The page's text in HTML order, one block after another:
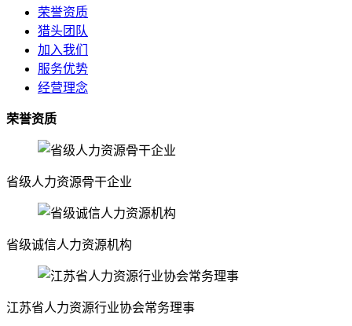
荣誉资质
猎头团队
加入我们
服务优势
经营理念
荣誉资质
省级人力资源骨干企业
省级诚信人力资源机构
江苏省人力资源行业协会常务理事